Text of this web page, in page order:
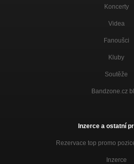
Koncerty
Videa
Fanoušci
Kluby
Soutěže
Bandzone.cz
Inzerce a ostatní
Rezervace top promo
Inzerce